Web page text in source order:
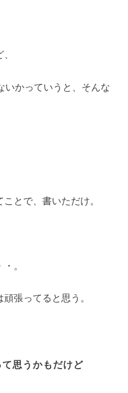
いかっていうと、そんな
とで、書いただけ。
。
張ってると思う。
て思うかもだけど